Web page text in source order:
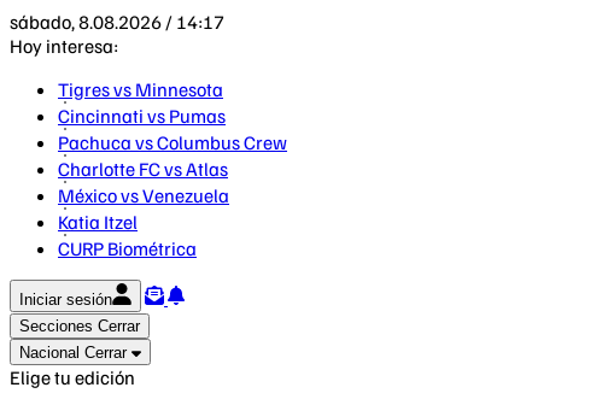
sábado, 8.08.2026 / 14:17
Hoy interesa:
Tigres vs Minnesota
Cincinnati vs Pumas
Pachuca vs Columbus Crew
Charlotte FC vs Atlas
México vs Venezuela
Katia Itzel
CURP Biométrica
Iniciar sesión
Secciones Cerrar
Nacional Cerrar
Elige tu edición